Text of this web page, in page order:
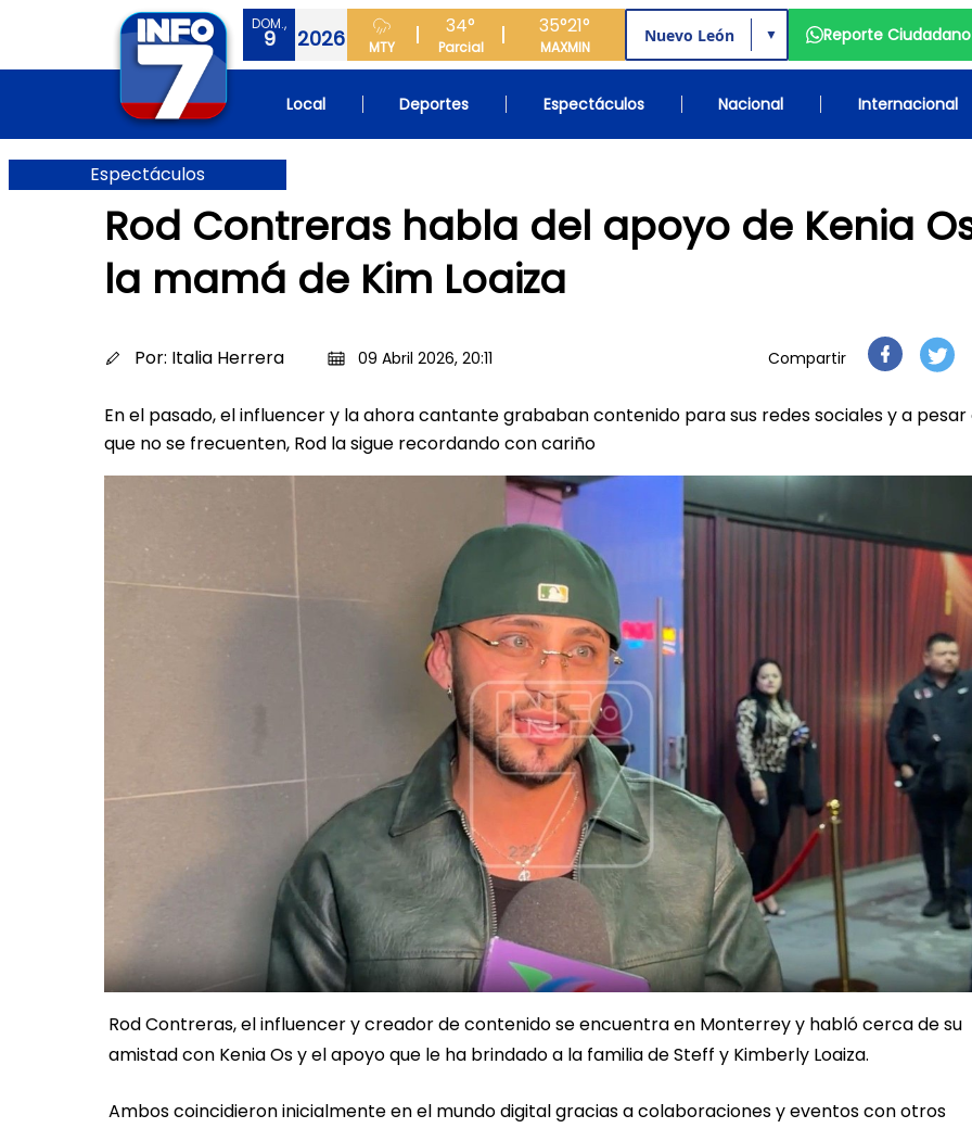
DOM.,
9 2026 MTY
34°
Parcial
35°
MAX
21°
MIN
▼ Reporte Ciudadano
Local Deportes Espectáculos Nacional Internacional
Espectáculos
Rod Contreras habla del apoyo de Kenia
la mamá de Kim Loaiza
Por: Italia Herrera 09 Abril 2026, 20:11 Compartir
En el pasado, el influencer y la ahora cantante grababan contenido para sus redes sociales y a pesar
que no se frecuenten, Rod la sigue recordando con cariño
Rod Contreras, el influencer y creador de contenido se encuentra en Monterrey y habló cerca de su
amistad con Kenia Os y el apoyo que le ha brindado a la familia de Steff y Kimberly Loaiza.
Ambos coincidieron inicialmente en el mundo digital gracias a colaboraciones y eventos con otros